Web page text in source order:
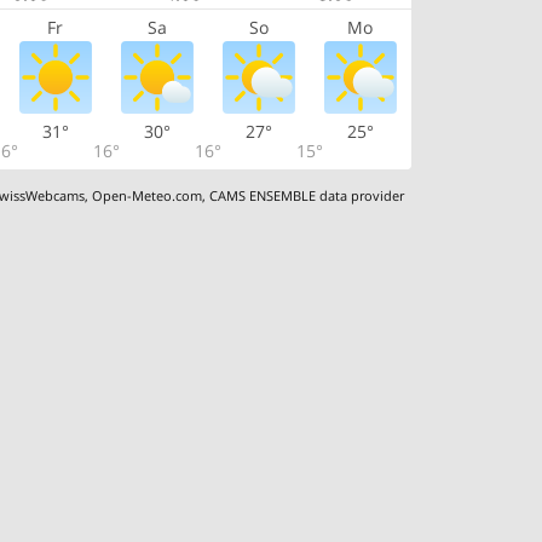
Fr Sa So Mo
31°
16°
30°
16°
27°
15°
25°
,Open-Meteo.com,CAMS ENSEMBLE data provider